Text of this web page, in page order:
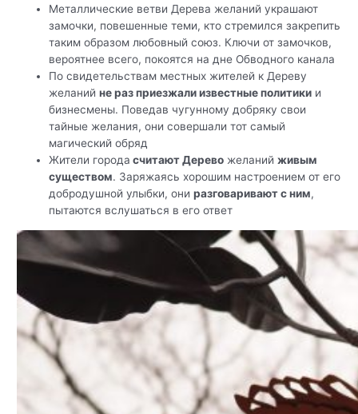
Металлические ветви Дерева желаний украшают
замочки, повешенные теми, кто стремился закрепить
таким образом любовный союз. Ключи от замочков,
вероятнее всего, покоятся на дне Обводного канала
По свидетельствам местных жителей к Дереву
желанийне раз приезжали известные политики и
бизнесмены. Поведав чугунному добряку свои
тайные желания, они совершали тот самый
магический обряд
Жители города считают Дерево желанийживым
существом. Заряжаясь хорошим настроением от его
добродушной улыбки, ониразговаривают с ним,
пытаются вслушаться в его ответ